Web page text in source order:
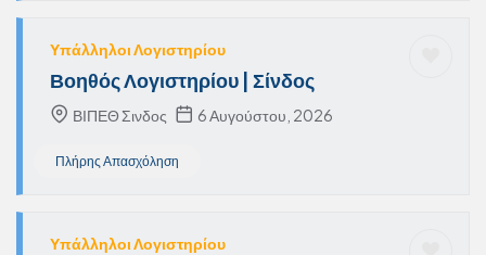
Υπάλληλοι Λογιστηρίου
Βοηθός Λογιστηρίου | Σίνδος
ΒΙΠΕΘ Σινδος 6 Αυγούστου, 2026
Πλήρης Απασχόληση
Υπάλληλοι Λογιστηρίου